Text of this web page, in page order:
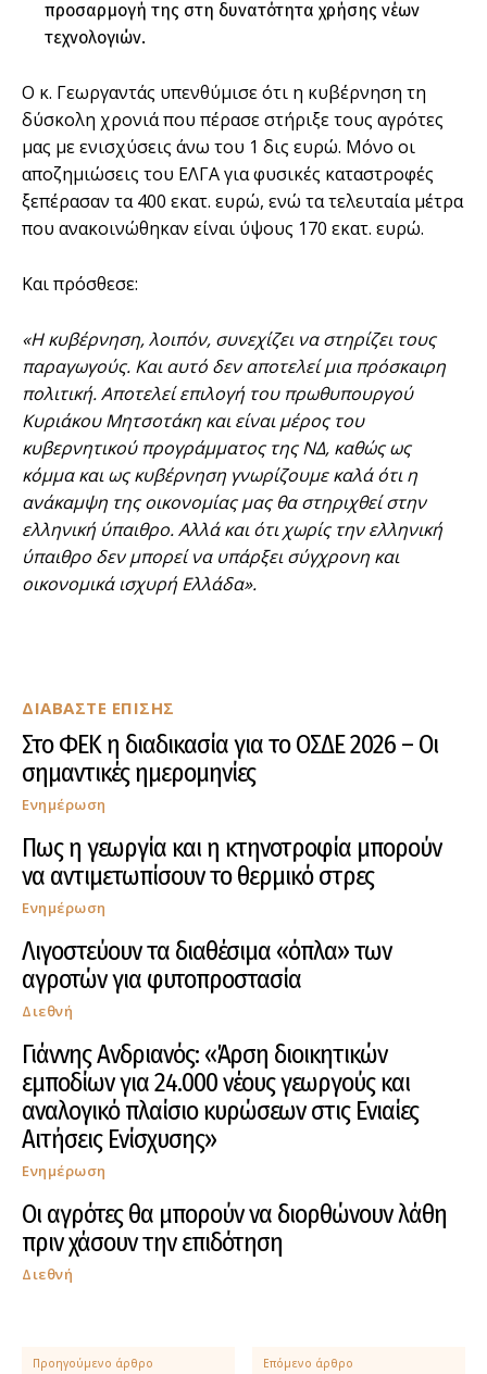
ΔΙΑΒΑΣΤΕ ΕΠΙΣΗΣ
Στο ΦΕΚ η διαδικασία για το ΟΣΔΕ 2026 – Οι
σημαντικές ημερομηνίες
Ενημέρωση
Πως η γεωργία και η κτηνοτροφία μπορούν
να αντιμετωπίσουν το θερμικό στρες
Ενημέρωση
Λιγοστεύουν τα διαθέσιμα «όπλα» των
αγροτών για φυτοπροστασία
Διεθνή
Γιάννης Ανδριανός: «Άρση διοικητικών
εμποδίων για 24.000 νέους γεωργούς και
αναλογικό πλαίσιο κυρώσεων στις Ενιαίες
Αιτήσεις Ενίσχυσης»
Ενημέρωση
Οι αγρότες θα μπορούν να διορθώνουν λάθη
πριν χάσουν την επιδότηση
Διεθνή
προσαρμογή της στη δυνατότητα χρήσης νέων
τεχνολογιών.
Ο κ. Γεωργαντάς υπενθύμισε ότι η κυβέρνηση τη
δύσκολη χρονιά που πέρασε στήριξε τους αγρότες
μας με ενισχύσεις άνω του 1 δις ευρώ. Μόνο οι
αποζημιώσεις του ΕΛΓΑ για φυσικές καταστροφές
ξεπέρασαν τα 400 εκατ. ευρώ, ενώ τα τελευταία μέτρα
που ανακοινώθηκαν είναι ύψους 170 εκατ. ευρώ.
Και πρόσθεσε:
«Η κυβέρνηση, λοιπόν, συνεχίζει να στηρίζει τους
παραγωγούς. Και αυτό δεν αποτελεί μια πρόσκαιρη
πολιτική. Αποτελεί επιλογή του πρωθυπουργού
Κυριάκου Μητσοτάκη και είναι μέρος του
κυβερνητικού προγράμματος της ΝΔ, καθώς ως
κόμμα και ως κυβέρνηση γνωρίζουμε καλά ότι η
ανάκαμψη της οικονομίας μας θα στηριχθεί στην
ελληνική ύπαιθρο. Αλλά και ότι χωρίς την ελληνική
ύπαιθρο δεν μπορεί να υπάρξει σύγχρονη και
οικονομικά ισχυρή Ελλάδα».
Προηγούμενο άρθρο
Επόμενο άρθρο